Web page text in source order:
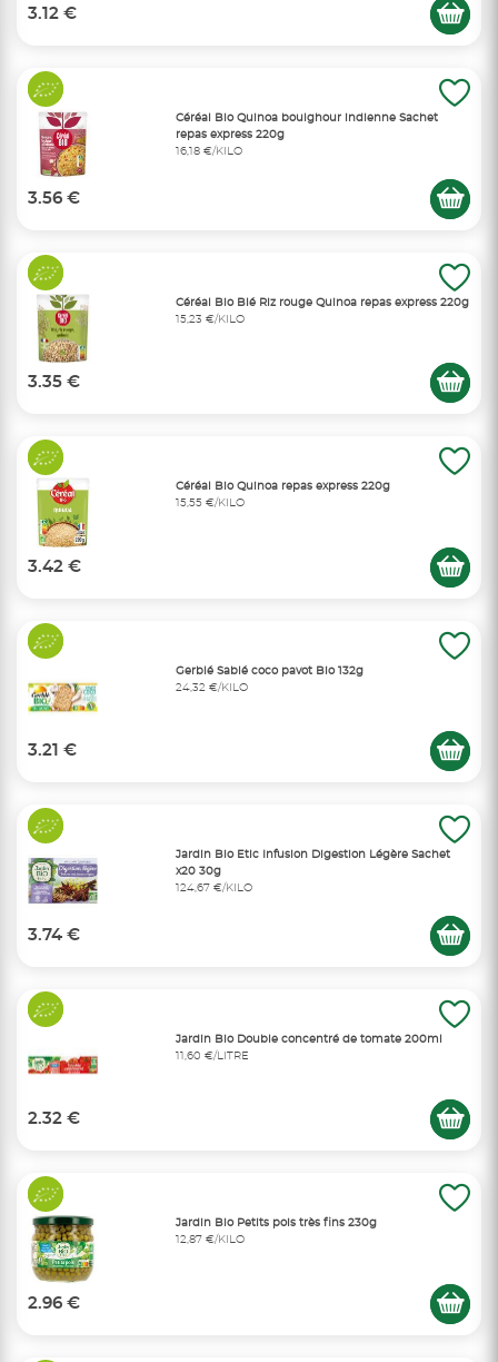
3.12 €
Céréal Bio Quinoa boulghour indienne Sachet
repas express 220g
16,18 €/KILO
3.56 €
Céréal Bio Blé Riz rouge Quinoa repas express 220g
15,23 €/KILO
3.35 €
Céréal Bio Quinoa repas express 220g
15,55 €/KILO
3.42 €
Gerblé Sablé coco pavot Bio 132g
24,32 €/KILO
3.21 €
Jardin Bio Etic Infusion Digestion Légère Sachet
x20 30g
124,67 €/KILO
3.74 €
Jardin Bio Double concentré de tomate 200ml
11,60 €/LITRE
2.32 €
Jardin Bio Petits pois très fins 230g
12,87 €/KILO
2.96 €